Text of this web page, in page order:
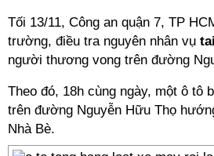
Tối 13/11, Công an quận 7, TP
trường, điều tra nguyên nhân vụ
người thương vong trên đường
Theo đó, 18h cùng ngày, một ô tô
trên đường Nguyễn Hữu Thọ
Nhà Bè.